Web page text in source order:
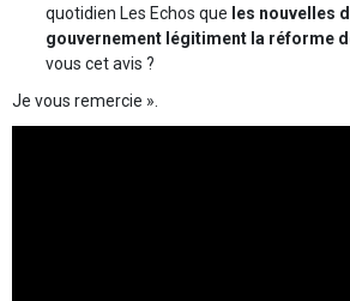
quotidien Les Echos que les nouvelles
gouvernement légitiment la réforme
vous cet avis ?
Je vous remercie ».